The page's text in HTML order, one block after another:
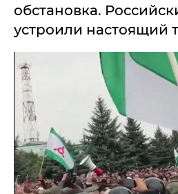
обстановка.
устроили настоящий